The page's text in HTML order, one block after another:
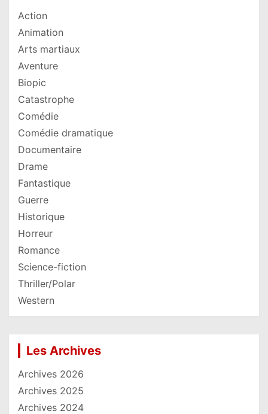
Action
Animation
Arts martiaux
Aventure
Biopic
Catastrophe
Comédie
Comédie dramatique
Documentaire
Drame
Fantastique
Guerre
Historique
Horreur
Romance
Science-fiction
Thriller/Polar
Western
Les Archives
Archives 2026
Archives 2025
Archives 2024